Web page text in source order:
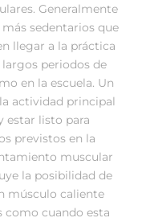
Generalmente
sedentarios que
llegar a la práctica
periodos de
en la escuela. Un
actividad principal
estar listo para
previstos en la
muscular
la posibilidad de
músculo caliente
como cuando esta